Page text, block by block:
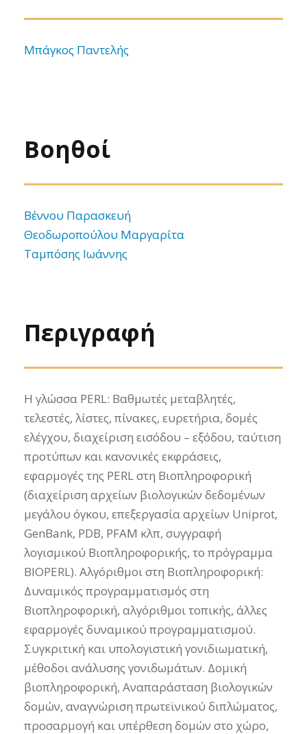
Μπάγκος Παντελής
Βοηθοί
Βέννου Παρασκευή
Θεοδωροπούλου Μαργαρίτα
Ταμπόσης Ιωάννης
Περιγραφή
Η γλώσσα PERL: Βαθμωτές μεταβλητές,
τελεστές, λίστες, πίνακες, ευρετήρια, δομές
ελέγχου, διαχείριση εισόδου – εξόδου, ταύτιση
προτύπων και κανονικές εκφράσεις,
εφαρμογές της PERL στη Βιοπληροφορική
(διαχείριση αρχείων βιολογικών δεδομένων
μεγάλου όγκου, επεξεργασία αρχείων Uniprot,
GenBank, PDB, PFAM κλπ, συγγραφή
λογισμικού Βιοπληροφορικής, το πρόγραμμα
BIOPERL). Αλγόριθμοι στη Βιοπληροφορική:
Δυναμικός προγραμματισμός στη
Βιοπληροφορική, αλγόριθμοι τοπικής, άλλες
εφαρμογές δυναμικού προγραμματισμού.
Συγκριτική και υπολογιστική γονιδιωματική,
μέθοδοι ανάλυσης γονιδωμάτων. Δομική
βιοπληροφορική, Αναπαράσταση βιολογικών
δομών, αναγνώριση πρωτεϊνικού διπλώματος,
προσαρμογή και υπέρθεση δομών στο χώρο,